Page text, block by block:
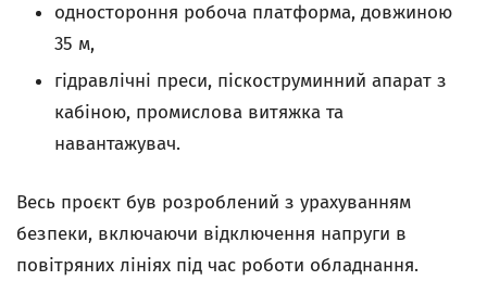
одностороння робоча платформа, довжиною
35 м,
гідравлічні преси, піскоструминний апарат з
кабіною, промислова витяжка та
навантажувач.
Весь проєкт був розроблений з урахуванням
безпеки, включаючи відключення напруги в
повітряних лініях під час роботи обладнання.